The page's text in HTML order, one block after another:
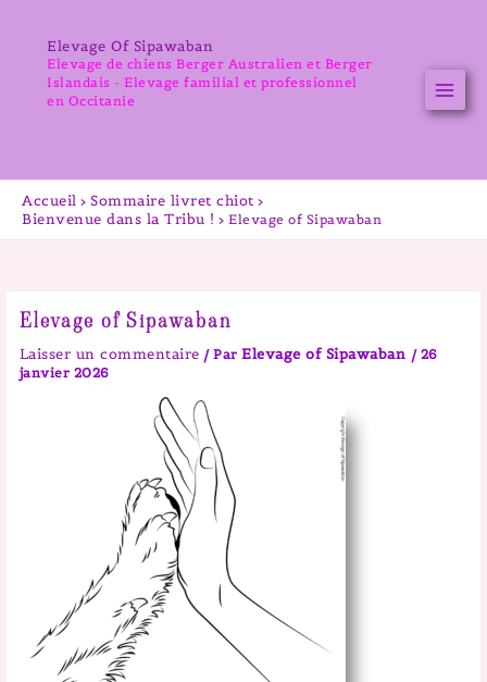
contenuElevage Of Sipawaban
Elevage de chiens Berger Australien et Berger
Islandais - Elevage familial et professionnel
en Occitanie
Accueil
Sommaire livret chiot
Bienvenue dans la Tribu !
Elevage of Sipawaban
Elevage of Sipawaban
Laisser un commentaire / ParElevage of Sipawaban / 26
janvier 2026